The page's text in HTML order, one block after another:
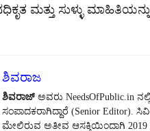
ಮತ್ತು ಸುಳ್ಳು ಮಾಹಿತಿಯನ್ನು
ಶಿವರಾಜ
ಶಿವರಾಜ್ಅವರು NeedsOfPublic.in
ಸಂಪಾದಕರಾಗಿದ್ದಾರೆ (Senior
ಮೇಲಿರುವ ಅತೀವ ಆಸಕ್ತಿಯಿಂದಾಗಿ 2019